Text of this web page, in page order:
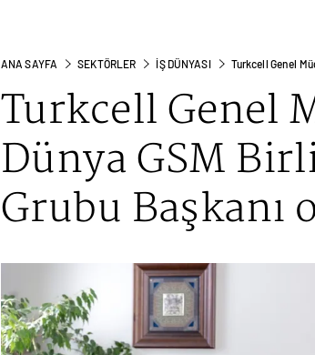
ANA SAYFA SEKTÖRLER İŞ DÜNYASI Turkcell Genel
Turkcell Genel
Dünya GSM
Grubu Başkanı